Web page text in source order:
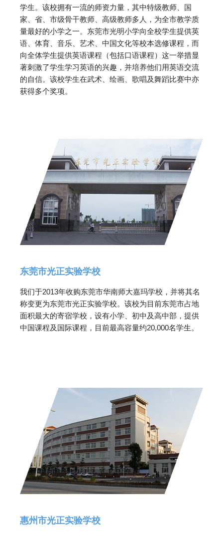
学生。该校拥有一流的师资力量，其中特级教师、国
家、省、市级骨干教师、高级教师多人，为全市教学质
量最好的小学之一。东莞市光明小学向全校学生提供英
语、体育、音乐、艺术、中国文化等校本选修课程，而
向全体学生提供英语课程（包括口语课程）这一举措显
著刺激了学生学习英语的兴趣，并培养他们用英语交流
的自信。该校学生在武术、绘画、歌唱及舞蹈比赛中亦
获得多个奖项。
东莞市光正实验学校
我们于2013年收购东莞市华南师大嘉玛学校，并将其名
称变更为东莞市光正实验学校。该校为目前东莞市占地
面积最大的寄宿学校，设有小学、初中及高中部，提供
中国课程及国际课程，目前最高容量约20,000名学生。
惠州市光正实验学校